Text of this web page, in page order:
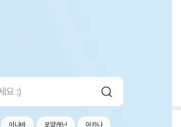
이나바 로얄캐닌 아카나